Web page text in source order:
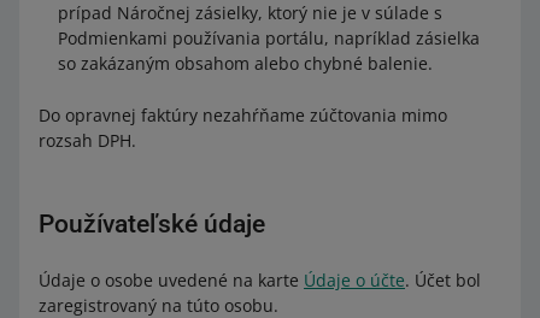
prípad Náročnej zásielky, ktorý nie je v súlade s
Podmienkami používania portálu, napríklad zásielka
so zakázaným obsahom alebo chybné balenie.
Do opravnej faktúry nezahŕňame zúčtovania mimo
rozsah DPH.
Používateľské údaje
Údaje o osobe uvedené na karte Údaje o účte. Účet bol
zaregistrovaný na túto osobu.